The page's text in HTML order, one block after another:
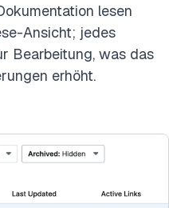
lesen
Ansicht; jedes
Bearbeitung, was das
erhöht.